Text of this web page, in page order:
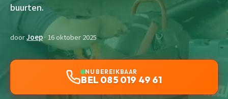
buurten.
doorJoep· 16 oktober 2025
NU BEREIKBAAR
BEL 085 019 49 61